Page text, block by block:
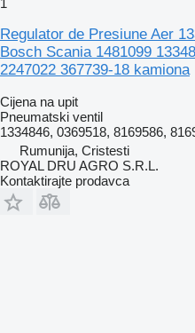
Regulator de Presiune Aer
Bosch Scania 1481099
2247022 367739-18 kamiona
Cijena na upit
Pneumatski ventil
1334846, 0369518, 8169586,
Rumunija, Cristesti
ROYAL DRU AGRO S.R.L.
Kontaktirajte prodavca